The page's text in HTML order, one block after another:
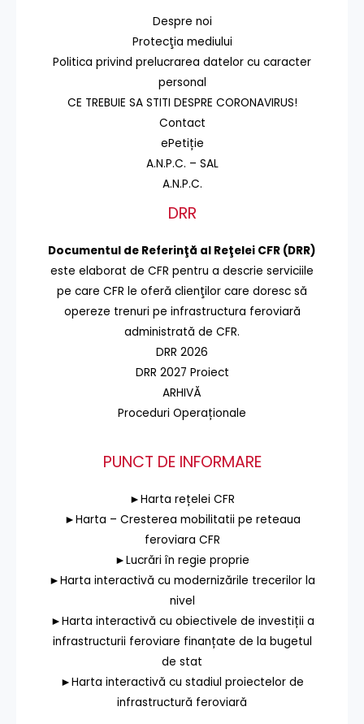
Despre noi
Protecţia mediului
Politica privind prelucrarea datelor cu caracter
personal
CE TREBUIE SA STITI DESPRE CORONAVIRUS!
Contact
ePetiție
A.N.P.C. – SAL
A.N.P.C.
DRR
Documentul de Referinţă al Reţelei CFR (DRR)
este elaborat de CFR pentru a descrie serviciile
pe care CFR le oferă clienţilor care doresc să
opereze trenuri pe infrastructura feroviară
administrată de CFR.
DRR 2026
DRR 2027 Proiect
ARHIVĂ
Proceduri Operaționale
PUNCT DE INFORMARE
►Harta rețelei CFR
►Harta – Cresterea mobilitatii pe reteaua
feroviara CFR
►Lucrări în regie proprie
►Harta interactivă cu modernizările trecerilor la
nivel
►Harta interactivă cu obiectivele de investiții a
infrastructurii feroviare finanțate de la bugetul
de stat
►Harta interactivă cu stadiul proiectelor de
infrastructură feroviară